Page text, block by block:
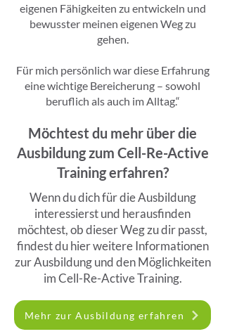
eigenen Fähigkeiten zu entwickeln und
bewusster meinen eigenen Weg zu
gehen.
Für mich persönlich war diese Erfahrung
eine wichtige Bereicherung – sowohl
beruflich als auch im Alltag.“
Möchtest du mehr über die
Ausbildung zum Cell-Re-Active
Training erfahren?
Wenn du dich für die Ausbildung
interessierst und herausfinden
möchtest, ob dieser Weg zu dir passt,
findest du hier weitere Informationen
zur Ausbildung und den Möglichkeiten
im Cell-Re-Active Training.
Mehr zur Ausbildung erfahren